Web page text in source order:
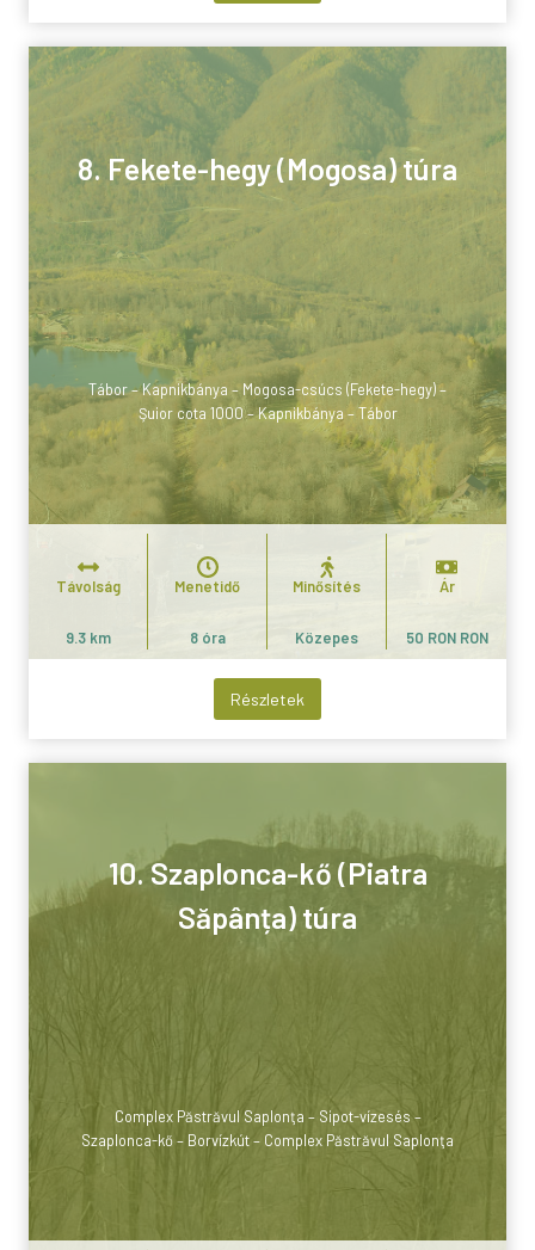
8. Fekete-hegy (Mogosa) túra
Tábor – Kapnikbánya – Mogosa-csúcs (Fekete-hegy) –
Şuior cota 1000 – Kapnikbánya – Tábor
Távolság
9.3 km
Menetidő
8 óra
Minősítés
Közepes
Ár
50 RON RON
Részletek
10. Szaplonca-kő (Piatra
Săpânța) túra
Complex Păstrăvul Saplonţa – Sipot-vízesés –
Szaplonca-kő – Borvízkút – Complex Păstrăvul Saplonţa